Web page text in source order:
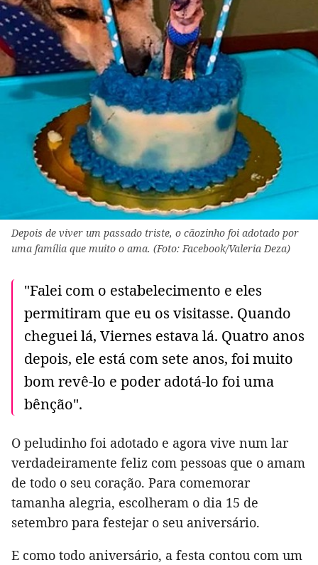
Depois de viver um passado triste, o cãozinho foi adotado por
uma família que muito o ama. (Foto: Facebook/Valeria Deza)
"Falei com o estabelecimento e eles
permitiram que eu os visitasse. Quando
cheguei lá, Viernes estava lá. Quatro anos
depois, ele está com sete anos, foi muito
bom revê-lo e poder adotá-lo foi uma
bênção".
O peludinho foi adotado e agora vive num lar
verdadeiramente feliz com pessoas que o amam
de todo o seu coração. Para comemorar
tamanha alegria, escolheram o dia 15 de
setembro para festejar o seu aniversário.
E como todo aniversário, a festa contou com um